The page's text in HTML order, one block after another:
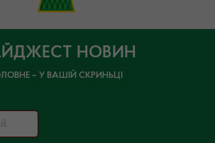
НОВИН
– У ВАШІЙ СКРИНЬЦІ